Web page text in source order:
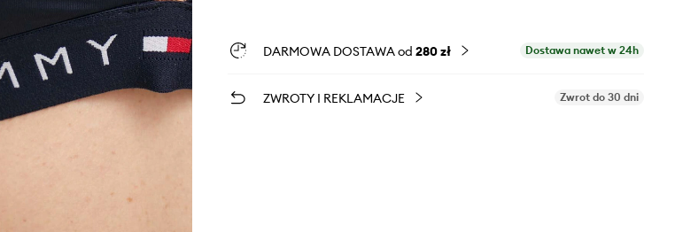
DARMOWA DOSTAWA od 280 zł Dostawa nawet w 24h
ZWROTY I REKLAMACJE Zwrot do 30 dni